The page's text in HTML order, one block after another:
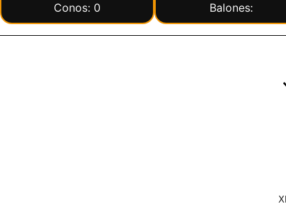
Conos: 0 Balones: